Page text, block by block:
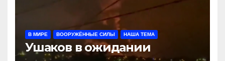
В МИРЕ ВООРУЖЁННЫЕ СИЛЫ НАША ТЕМА
Ушаков в ожидании